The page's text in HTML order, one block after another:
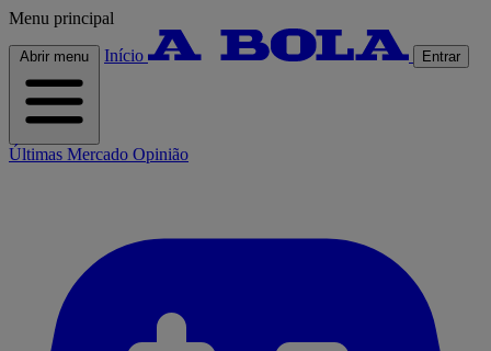
Menu principal
Abrir menu Início Entrar
Últimas Mercado Opinião